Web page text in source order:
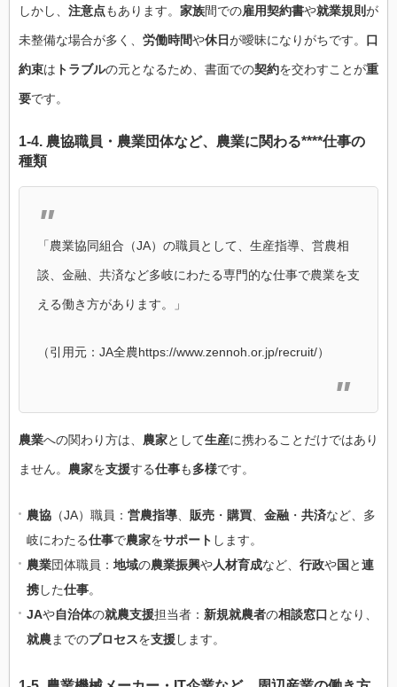
しかし、 注意点もあります。 家族間での雇用契約書や就業規則が
未整備な場合が多く、 労働時間や休日が曖昧になりがちです。 口
約束は トラブルの元となるため、書面での契約を交わすことが重
要です。
1-4. 農協職員・ 農業団体など、 農業に関わる****仕事の
種類
「農業協同組合（JA）の職員として、生産指導、営農相
談、金融、共済など多岐にわたる専門的な仕事で農業を支
える働き方があります。」
（引用元：JA全農https://www.zennoh.or.jp/recruit/）
農業への関わり方は、 農家として生産に携わることだけではあり
ません。 農家を支援する仕事も多様です。
農協 （JA）職員： 営農指導 販売 ・ 購買 金融 ・ 共済など、多
岐にわたる仕事で農家をサポート します。
農業団体職員： 地域の農業振興や人材育成など、 行政や国 と連
携した仕事。
JAや自治体の就農支援担当者： 新規就農者の相談窓口 となり、
就農 までのプロセスを支援します。